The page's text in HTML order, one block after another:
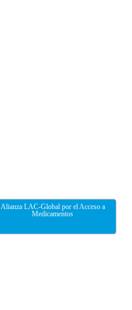
Alianza LAC-Global por el Acceso a
Medicamentos